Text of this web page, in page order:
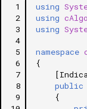
1
2
3
4
5
6
7
8
9
using
using
using
namespace
{
public
{